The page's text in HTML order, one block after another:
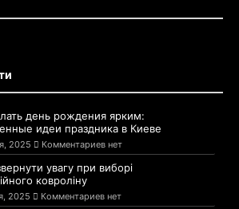
день рождения ярким:
идеи праздника в Киеве
2025 Комментариев нет
увагу при виборі
ковроліну
2025 Комментариев нет